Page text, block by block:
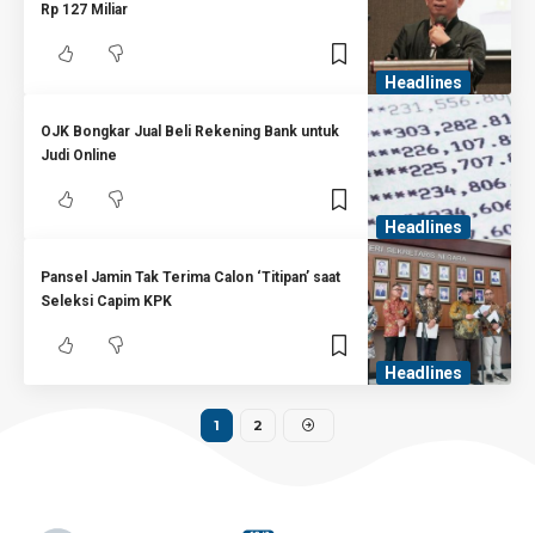
Headlines
Rp 127 Miliar
Headlines
OJK Bongkar Jual Beli Rekening Bank untuk
Judi Online
Headlines
Pansel Jamin Tak Terima Calon ‘Titipan’ saat
Seleksi Capim KPK
1 2